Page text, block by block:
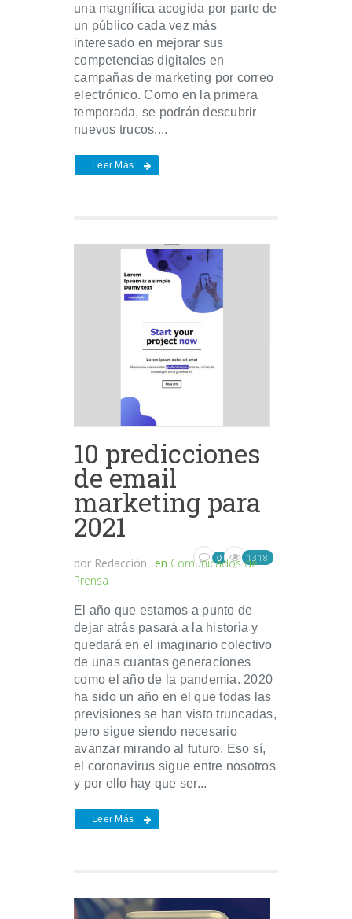
una magnífica acogida por parte de
un público cada vez más
interesado en mejorar sus
competencias digitales en
campañas de marketing por correo
electrónico. Como en la primera
temporada, se podrán descubrir
nuevos trucos,...
Leer Más
10 predicciones
de email
marketing para
2021
por Redacción en Comunicados de
Prensa
0 1318
El año que estamos a punto de
dejar atrás pasará a la historia y
quedará en el imaginario colectivo
de unas cuantas generaciones
como el año de la pandemia. 2020
ha sido un año en el que todas las
previsiones se han visto truncadas,
pero sigue siendo necesario
avanzar mirando al futuro. Eso sí,
el coronavirus sigue entre nosotros
y por ello hay que ser...
Leer Más